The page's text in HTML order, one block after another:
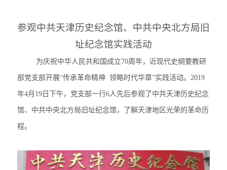
参观中共天津历史纪念馆、中共中央北方局旧
址纪念馆实践活动
为庆祝中华人民共和国成立70周年，近现代史纲要教研
部党支部开展“传承革命精神 领略时代华章”实践活动。2019
年4月19日下午，党支部一行6人先后参观了中共天津历史纪念
馆、中共中央北方局旧址纪念馆，了解天津地区光荣的革命历
程。